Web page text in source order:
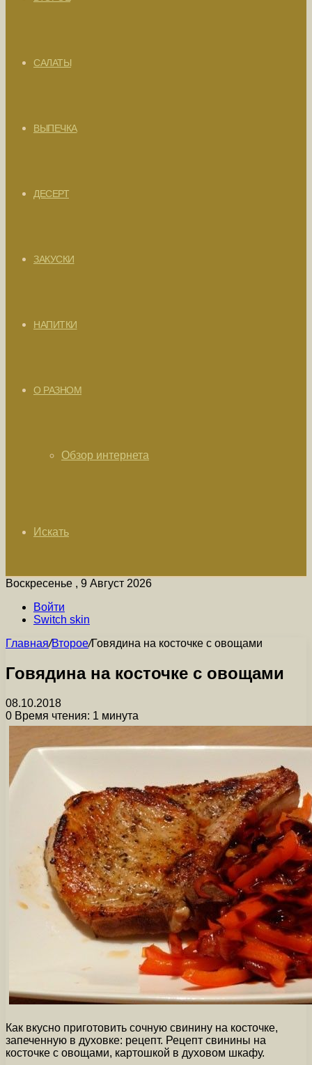
САЛАТЫ
ВЫПЕЧКА
ДЕСЕРТ
ЗАКУСКИ
НАПИТКИ
О РАЗНОМ
Обзор интернета
Искать
Воскресенье , 9 Август 2026
Войти
Switch skin
Главная/Второе/Говядина на косточке с овощами
Говядина на косточке с овощами
08.10.2018
0 Время чтения: 1 минута
Как вкусно приготовить сочную свинину на косточке,
запеченную в духовке: рецепт. Рецепт свинины на
косточке с овощами, картошкой в духовом шкафу.